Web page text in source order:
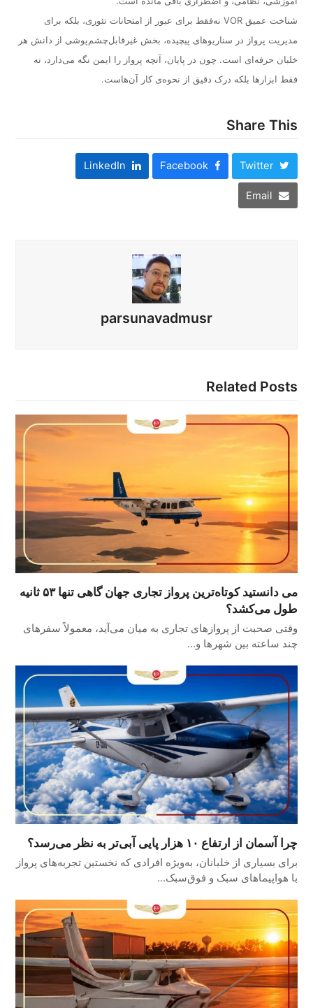
شناخت عمیق VOR نه‌فقط برای عبور از امتحانات تئوری، بلکه برای
مدیریت پرواز در سناریوهای پیچیده، بخش غیرقابل‌چشم‌پوشی از دانش هر
خلبان حرفه‌ای است. چون در پایان، آنچه پرواز را ایمن نگه می‌دارد، نه
فقط ابزارها بلکه درک دقیق از نحوه‌ی کار آن‌هاست.
Share This
Twitter
Facebook
LinkedIn
Email
parsunavadmusr
Related Posts
می دانستید کوتاه‌ترین پرواز تجاری جهان گاهی تنها ۵۳ ثانیه
طول می‌کشد؟
وقتی صحبت از پروازهای تجاری به میان می‌آید، معمولاً سفرهای
چند ساعته بین شهرها و…
چرا آسمان از ارتفاع ۱۰ هزار پایی آبی‌تر به نظر می‌رسد؟
برای بسیاری از خلبانان، به‌ویژه افرادی که نخستین تجربه‌های پرواز
با هواپیماهای سبک و فوق‌سبک…